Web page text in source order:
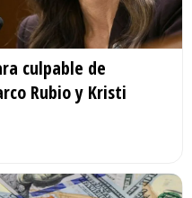
culpable de
Rubio y Kristi